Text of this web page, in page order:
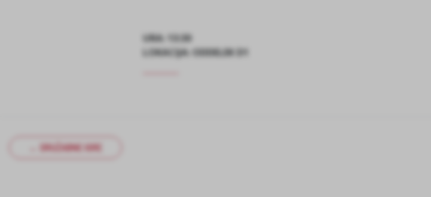
URA: 13:30
LOKACIJA: ODDELEK D1
← DRUŽABNE IGRE